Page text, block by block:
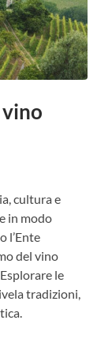
cultura e
in modo
l’Ente
del vino
le
tradizioni,